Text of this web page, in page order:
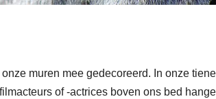
muren mee gedecoreerd. In onze
of -actrices boven ons bed